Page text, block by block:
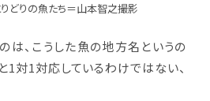
どりの魚たち＝山本智之撮影
は、こうした魚の地方名というの
1対1対応しているわけではない、